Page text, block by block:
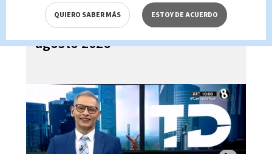
Telediario Internacional con
Alejandro Ramírez, 07 de
agosto 2026
QUIERO SABER MÁS ESTOY DE ACUERDO